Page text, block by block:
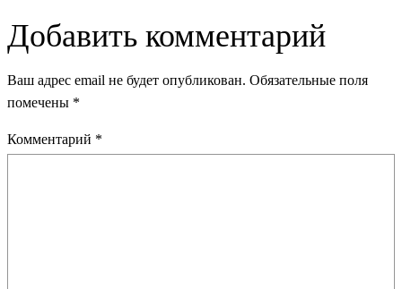
Добавить комментарий
Ваш адрес email не будет опубликован. Обязательные поля
помечены *
Комментарий *